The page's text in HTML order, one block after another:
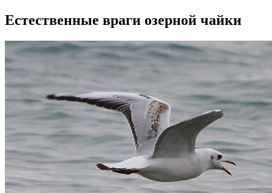
Естественные враги озерной чайки